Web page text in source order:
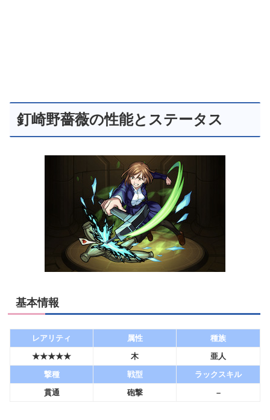
釘崎野薔薇の性能とステータス
基本情報
レアリティ 属性
種族
★★★★★
木
亜人
撃種
戦型
ラックスキル
貫通
砲撃 –